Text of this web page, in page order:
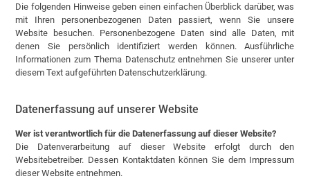
Die folgenden Hinweise geben einen einfachen Überblick darüber, was
mit Ihren personenbezogenen Daten passiert, wenn Sie unsere
Website besuchen. Personenbezogene Daten sind alle Daten, mit
denen Sie persönlich identifiziert werden können. Ausführliche
Informationen zum Thema Datenschutz entnehmen Sie unserer unter
diesem Text aufgeführten Datenschutzerklärung.
Datenerfassung auf unserer Website
Wer ist verantwortlich für die Datenerfassung auf dieser Website?
Die Datenverarbeitung auf dieser Website erfolgt durch den
Websitebetreiber. Dessen Kontaktdaten können Sie dem Impressum
dieser Website entnehmen.